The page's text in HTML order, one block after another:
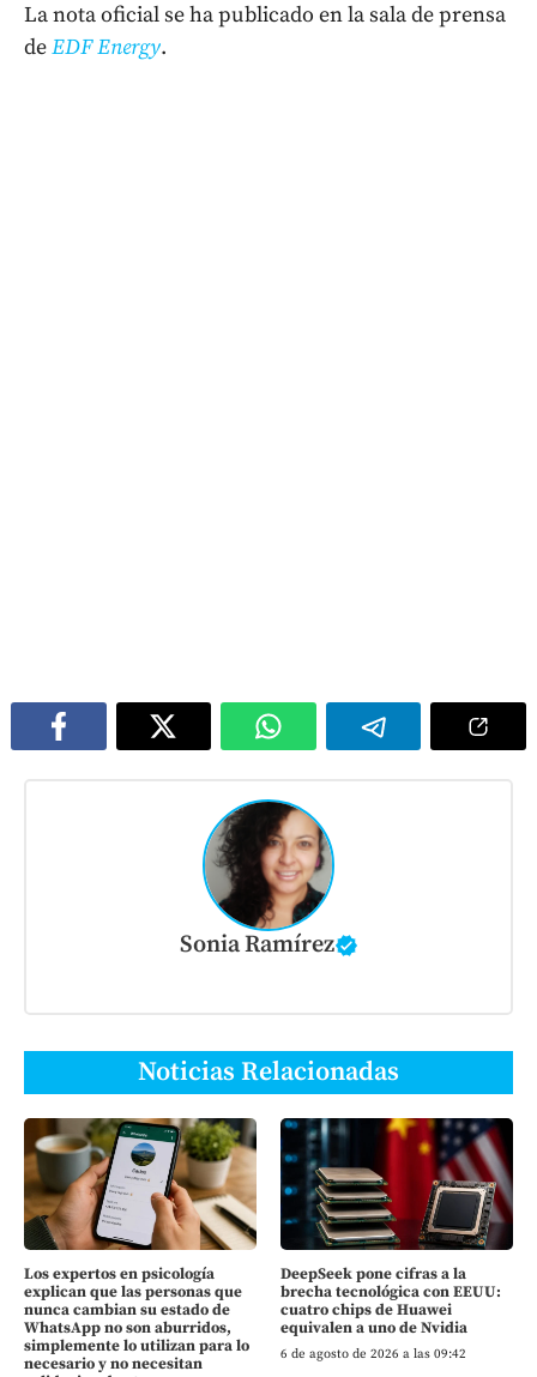
La nota oficial se ha publicado en la sala de prensa
deEDF Energy.
Sonia Ramírez
Noticias Relacionadas
Los expertos en psicología
explican que las personas que
nunca cambian su estado de
WhatsApp no son aburridos,
simplemente lo utilizan para lo
necesario y no necesitan
DeepSeek pone cifras a la
brecha tecnológica con EEUU:
cuatro chips de Huawei
equivalen a uno de Nvidia
6 de agosto de 2026 a las 09:42